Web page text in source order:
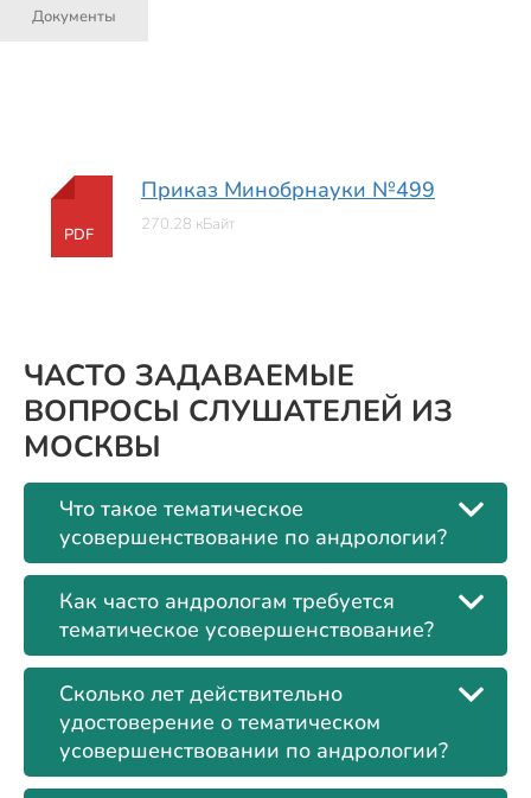
Документы
PDF
Приказ Минобрнауки №499
270.28 кБайт
ЧАСТО ЗАДАВАЕМЫЕ
ВОПРОСЫ СЛУШАТЕЛЕЙ ИЗ
МОСКВЫ
Что такое тематическое
усовершенствование по андрологии?
Как часто андрологам требуется
тематическое усовершенствование?
Сколько лет действительно
удостоверение о тематическом
усовершенствовании по андрологии?